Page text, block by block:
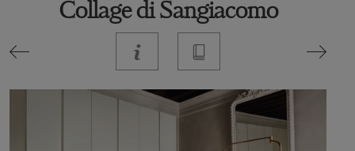
Collage di Sangiacomo